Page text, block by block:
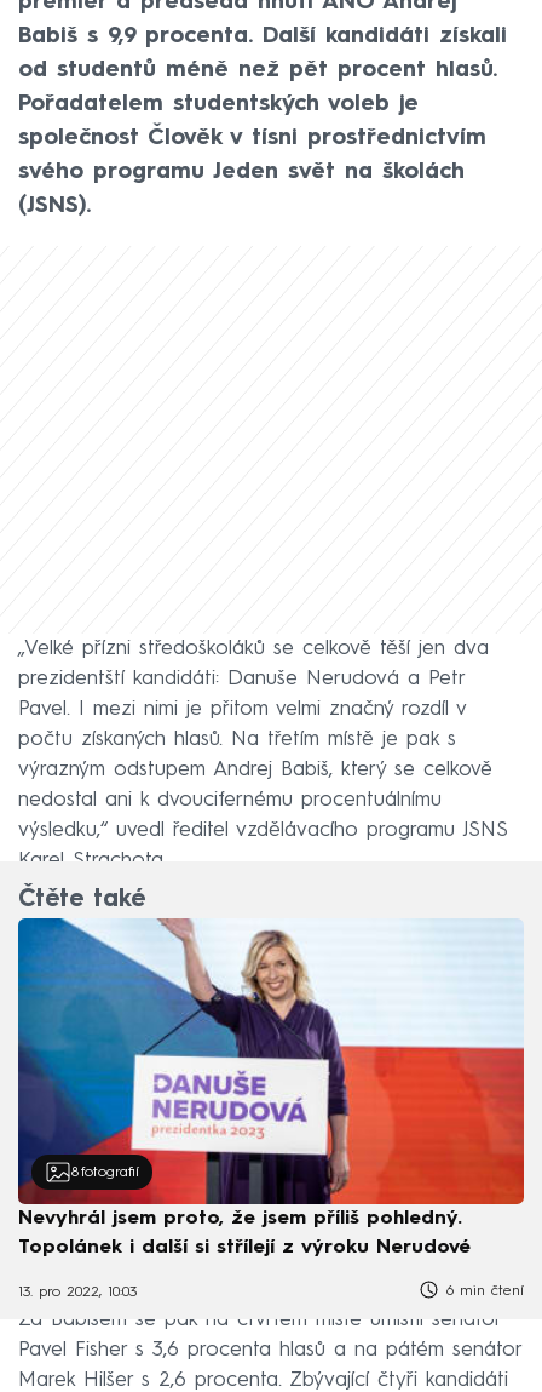
Babiš s 9,9 procenta. Další kandidáti získali
od studentů méně než pět procent hlasů.
Pořadatelem studentských voleb je
společnost Člověk v tísni prostřednictvím
svého programu Jeden svět na školách
(JSNS).
„Velké přízni středoškoláků se celkově těší jen dva
prezidentští kandidáti: Danuše Nerudová a Petr
Pavel. I mezi nimi je přitom velmi značný rozdíl v
počtu získaných hlasů. Na třetím místě je pak s
výrazným odstupem Andrej Babiš, který se celkově
nedostal ani k dvoucifernému procentuálnímu
výsledku,“ uvedl ředitel vzdělávacího programu JSNS
Karel Strachota.
Čtěte také
8 fotografií
Nevyhrál jsem proto, že jsem příliš pohledný.
Topolánek i další si střílejí z výroku Nerudové
13. pro 2022, 10:03 6 min čtení
Za Babišem se pak na čtvrtém místě umístil senátor
Pavel Fisher s 3,6 procenta hlasů a na pátém senátor
Marek Hilšer s 2,6 procenta. Zbývající čtyři kandidáti